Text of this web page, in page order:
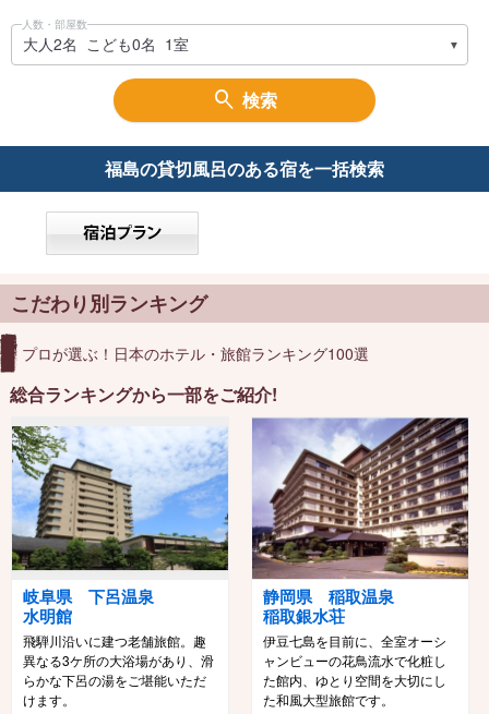
人数・部屋数
検索
福島の貸切風呂のある宿を一括検索
こだわり別ランキング
プロが選ぶ！日本のホテル・旅館ランキング100選
総合ランキングから一部をご紹介!
岐阜県 下呂温泉
水明館
飛騨川沿いに建つ老舗旅館。趣
異なる3ケ所の大浴場があり、滑
らかな下呂の湯をご堪能いただ
けます。
静岡県 稲取温泉
稲取銀水荘
伊豆七島を目前に、全室オーシ
ャンビューの花鳥流水で化粧し
た館内、ゆとり空間を大切にし
た和風大型旅館です。